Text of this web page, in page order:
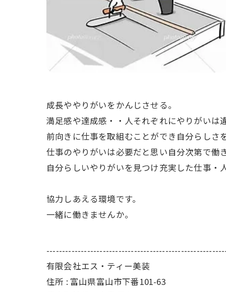
成長ややりがいをかんじさせる。
満足感や達成感・・人それぞれにやりがいは
前向きに仕事を取組むことができ自分らし
仕事のやりがいは必要だと思い自分次第で働
自分らしいやりがいを見つけ充実した仕事・
協力しあえる環境です。
一緒に働きませんか。
有限会社エス・ティー美装
住所 : 富山県富山市下番101-63